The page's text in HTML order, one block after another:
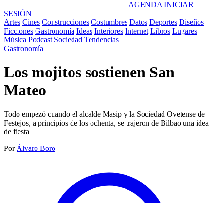
AGENDA INICIAR
SESIÓN
Artes Cines Construcciones Costumbres Datos Deportes Diseños
Ficciones Gastronomía Ideas Interiores Internet Libros Lugares
Música Podcast Sociedad Tendencias
Gastronomía
Los mojitos sostienen San
Mateo
Todo empezó cuando el alcalde Masip y la Sociedad Ovetense de
Festejos, a principios de los ochenta, se trajeron de Bilbao una idea
de fiesta
Por Álvaro Boro